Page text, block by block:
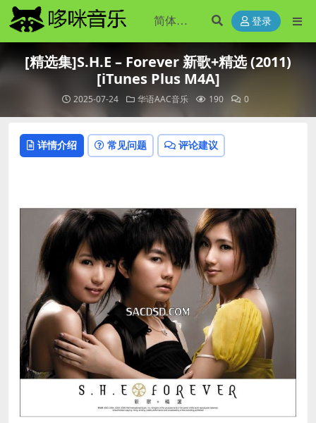
登录
[精选集]S.H.E – Forever 新歌+精选 (2011)
[iTunes Plus M4A]
2025-07-24 华语AAC音乐 190 0
详情介绍 常见问题 评论建议